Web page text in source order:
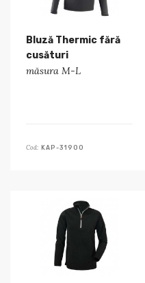
Bluză Thermic fără
cusături
măsura M-L
Cod: KAP-31900